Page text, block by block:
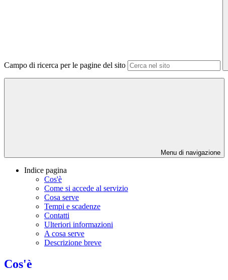
Campo di ricerca per le pagine del sito
Menu di navigazione
Indice pagina
Cos'è
Come si accede al servizio
Cosa serve
Tempi e scadenze
Contatti
Ulteriori informazioni
A cosa serve
Descrizione breve
Cos'è